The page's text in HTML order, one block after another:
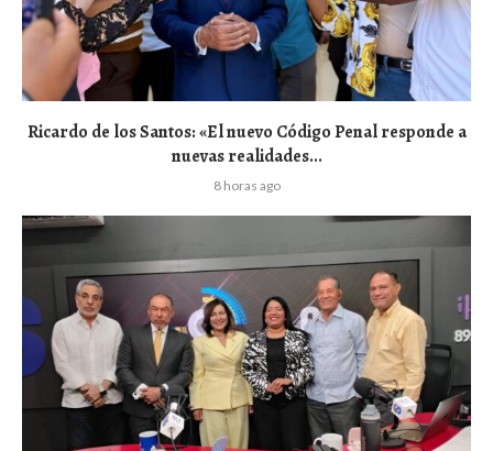
Ricardo de los Santos: «El nuevo Código Penal responde a
nuevas realidades...
8 horas ago